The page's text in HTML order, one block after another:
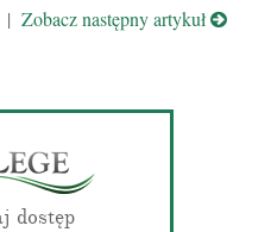
| Zobacz następny artykuł
dostęp